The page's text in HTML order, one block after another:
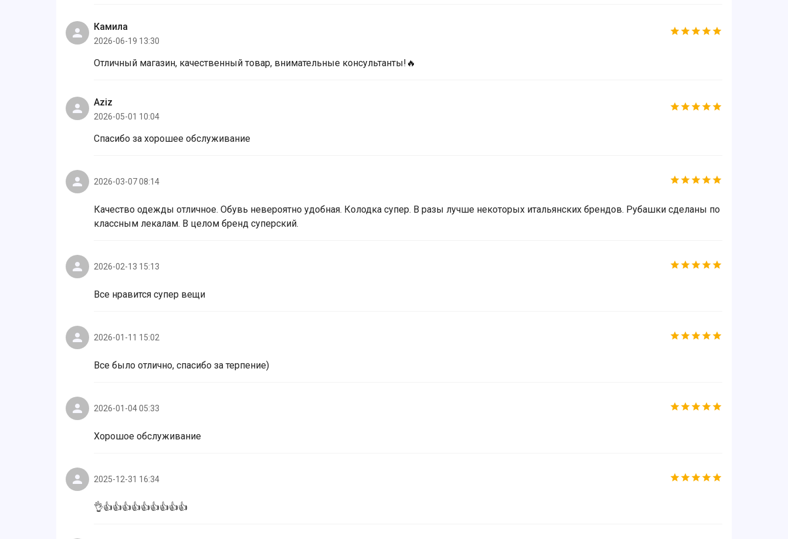
Камила
2026-06-19 13:30
Отличный магазин, качественный товар, внимательные консультанты!🔥
Aziz
2026-05-01 10:04
Спасибо за хорошее обслуживание
2026-03-07 08:14
Качество одежды отличное. Обувь невероятно удобная. Колодка супер. В разы лучше некоторых итальянских брендов. Рубашки сделаны по
классным лекалам. В целом бренд суперский.
2026-02-13 15:13
Все нравится супер вещи
2026-01-11 15:02
Все было отлично, спасибо за терпение)
2026-01-04 05:33
Хорошое обслуживание
2025-12-31 16:34
👌👍👍👍👍👍👍👍👍👍